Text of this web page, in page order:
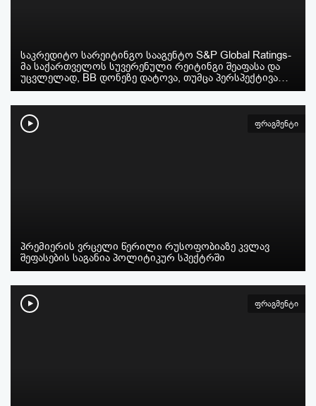
საკრედიტო სარეიტინგო სააგენტო S&P Global Ratings-
მა საქართველოს სუვერენული რეიტინგი შეაფასა და
უცვლელად, BB დონეზე დატოვა, თუმცა პერსპექტივა…
ფრაგმენტი
პრემიერის ვრცელი წერილი რუსოფობიაზე კვლავ
შეფასების საგანია პოლიტიკურ სპექტრში
ფრაგმენტი